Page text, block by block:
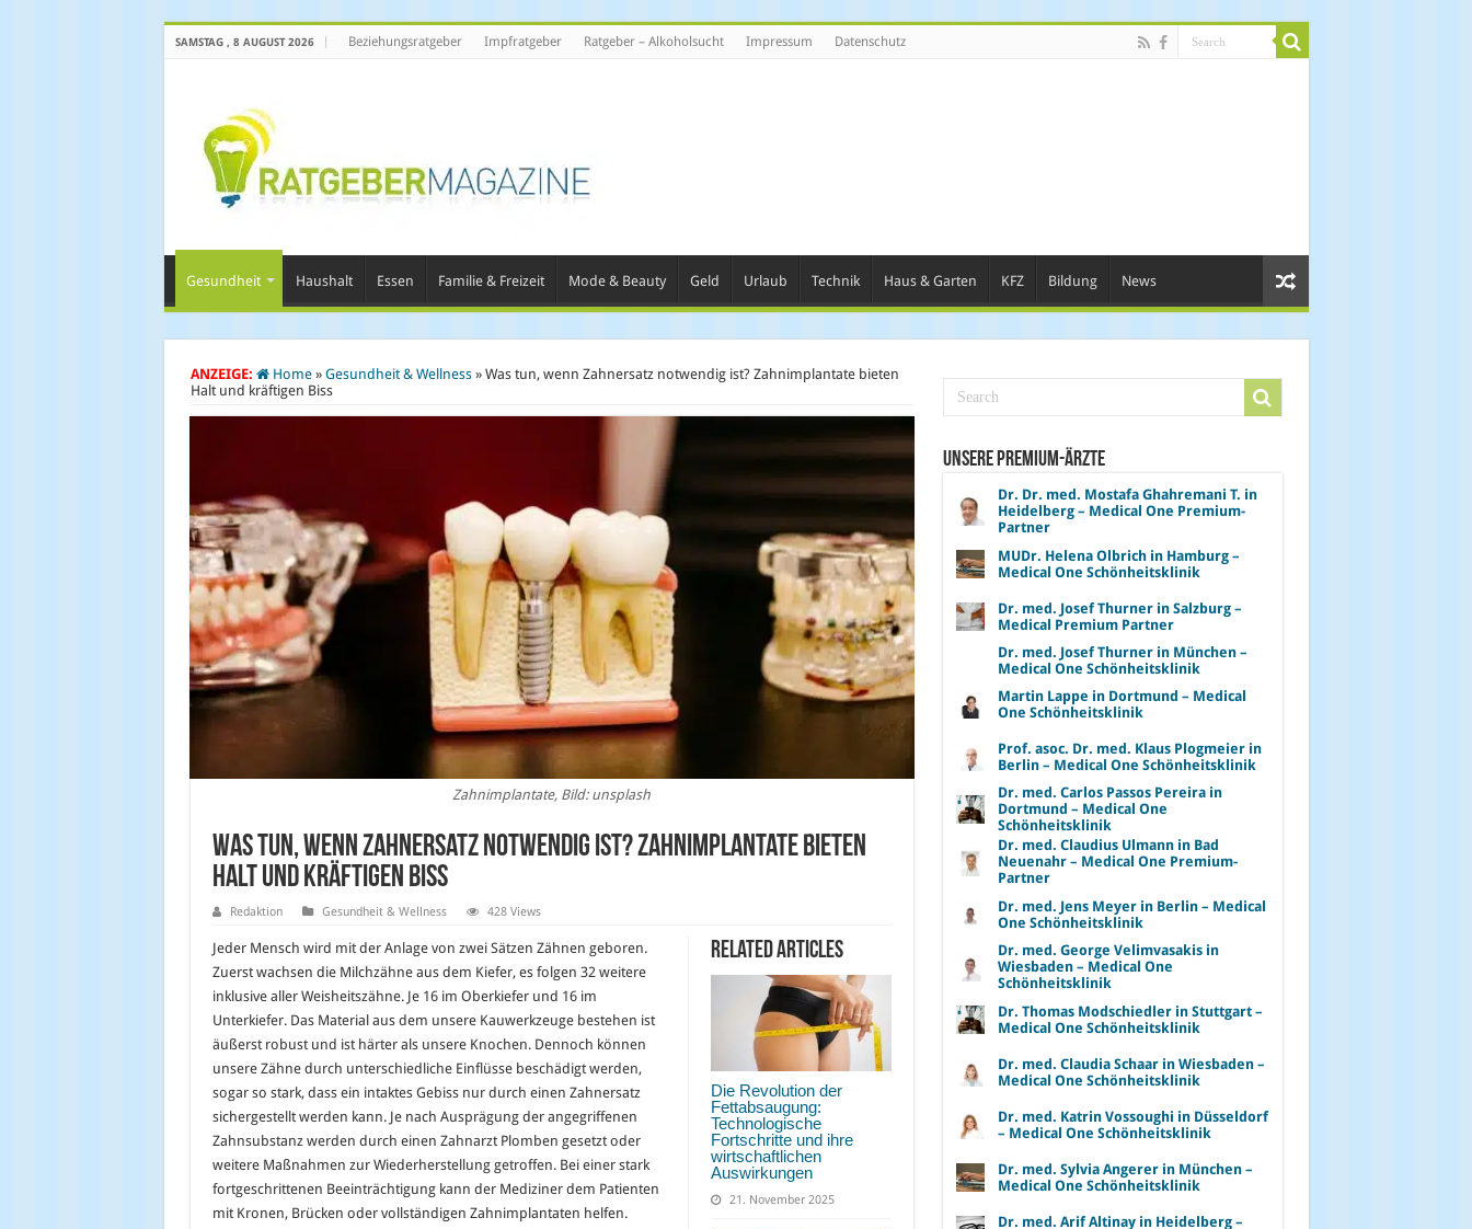
SAMSTAG , 8 AUGUST 2026 Beziehungsratgeber Impfratgeber Ratgeber – Alkoholsucht Impressum Datenschutz
Gesundheit Haushalt Essen Familie & Freizeit Mode & Beauty Geld Urlaub Technik Haus & Garten KFZ Bildung News
ANZEIGE: Home » Gesundheit & Wellness » Was tun, wenn Zahnersatz notwendig ist? Zahnimplantate bieten
Halt und kräftigen Biss
Zahnimplantate, Bild: unsplash
Was tun, wenn Zahnersatz notwendig ist? Zahnimplantate bieten
Halt und kräftigen Biss
Redaktion Gesundheit & Wellness 428 Views
Related Articles
Die Revolution der
Fettabsaugung:
Technologische
Fortschritte und ihre
wirtschaftlichen
Auswirkungen
21. November 2025
Jeder Mensch wird mit der Anlage von zwei Sätzen Zähnen geboren.
Zuerst wachsen die Milchzähne aus dem Kiefer, es folgen 32 weitere
inklusive aller Weisheitszähne. Je 16 im Oberkiefer und 16 im
Unterkiefer. Das Material aus dem unsere Kauwerkzeuge bestehen ist
äußerst robust und ist härter als unsere Knochen. Dennoch können
unsere Zähne durch unterschiedliche Einflüsse beschädigt werden,
sogar so stark, dass ein intaktes Gebiss nur durch einen Zahnersatz
sichergestellt werden kann. Je nach Ausprägung der angegriffenen
Zahnsubstanz werden durch einen Zahnarzt Plomben gesetzt oder
weitere Maßnahmen zur Wiederherstellung getroffen. Bei einer stark
fortgeschrittenen Beeinträchtigung kann der Mediziner dem Patienten
mit Kronen, Brücken oder vollständigen Zahnimplantaten helfen.
Unsere Premium-Ärzte
Dr. Dr. med. Mostafa Ghahremani T. in
Heidelberg – Medical One Premium-
Partner
MUDr. Helena Olbrich in Hamburg –
Medical One Schönheitsklinik
Dr. med. Josef Thurner in Salzburg –
Medical Premium Partner
Dr. med. Josef Thurner in München –
Medical One Schönheitsklinik
Martin Lappe in Dortmund – Medical
One Schönheitsklinik
Prof. asoc. Dr. med. Klaus Plogmeier in
Berlin – Medical One Schönheitsklinik
Dr. med. Carlos Passos Pereira in
Dortmund – Medical One
Schönheitsklinik
Dr. med. Claudius Ulmann in Bad
Neuenahr – Medical One Premium-
Partner
Dr. med. Jens Meyer in Berlin – Medical
One Schönheitsklinik
Dr. med. George Velimvasakis in
Wiesbaden – Medical One
Schönheitsklinik
Dr. Thomas Modschiedler in Stuttgart –
Medical One Schönheitsklinik
Dr. med. Claudia Schaar in Wiesbaden –
Medical One Schönheitsklinik
Dr. med. Katrin Vossoughi in Düsseldorf
– Medical One Schönheitsklinik
Dr. med. Sylvia Angerer in München –
Medical One Schönheitsklinik
Dr. med. Arif Altinay in Heidelberg –